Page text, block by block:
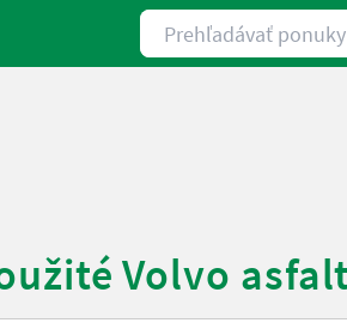
Prehľadávať ponuky
Volvo